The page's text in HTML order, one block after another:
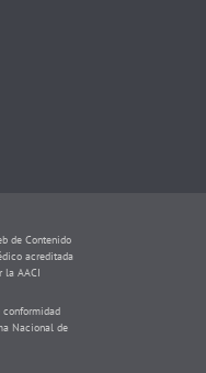
de Contenido
acreditada
la AACI
conformidad
Nacional de